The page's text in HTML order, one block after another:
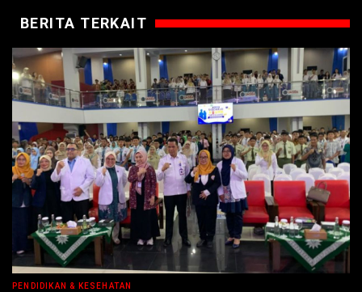
BERITA TERKAIT
PENDIDIKAN & KESEHATAN